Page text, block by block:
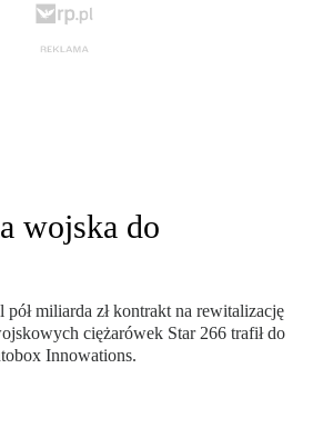
wojska do
miliarda zł kontrakt na rewitalizację
ciężarówek Star 266 trafił do
Innowations.